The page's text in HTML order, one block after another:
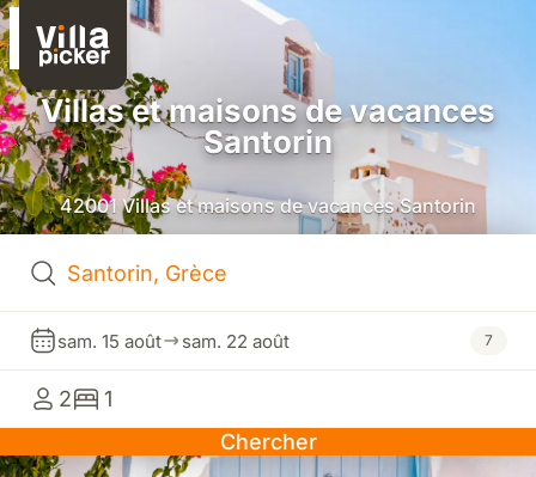
Villas et maisons de vacances
Santorin
42001 Villas et maisons de vacances Santorin
sam. 15 août sam. 22 août 7
2
1
Chercher